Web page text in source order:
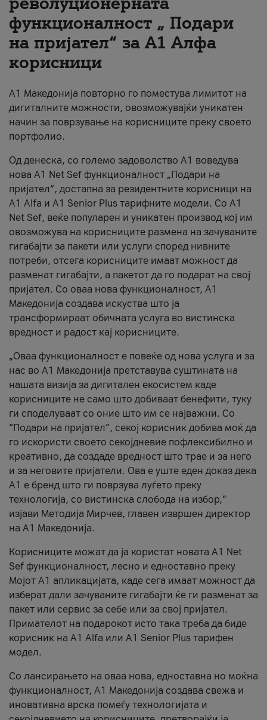
За нас
#ПодобарОнлајн
функционалност „ Подари
на пријател“ за А1 Алфа
корисници
А1 Македонија повторно го поместува лимитот на
дигиталните можности, овозможувајќи уникатен
начин за поврзување на корисниците преку своето
портфолио.
Од денеска, со големо задоволство А1 воведува
нова A1 Net Sef функционалност „Подари на
пријател“, достапна за резидентните корисници на
А1 Alfa и A1 Senior Plus тарифните модели. Со A1
Net Sef, веќе популарен и уникатен производ кој им
овозможува на корисниците размена на зачуваните
гигабајти за пакети или услуги според нивните
потреби, отсега корисниците имаат можност да
разменат гигабајти, а пакетот да го подарат на свој
пријател. Со оваа нова функционалност, А1
Македонија создава искуства што ја
трансформираат обичната услуга во вистинска
вредност и радост кај корисниците.
„Оваа функционалност е повеќе од нова услуга и за
нас во А1 Македонија претставува суштината на
нашата визија за дигитален екосистем каде
корисниците не само што добиваат бенефити, туку
ги споделуваат со оние што им се најважни. Со
“Подари на пријател”, секој корисник добива моќ да
го искористи своето секојдневие пофлексибилно и
креативно, да создаде вредност што трае и за него
и за неговите пријатели. Ова е уште еден доказ дека
А1 е бренд што ги поврзува луѓето преку
технологија, со вистинска слобода на избор,“
изјави Методија Мирчев, главен извршен директор
на А1 Македонија.
Корисниците можат да ја користат новата А1 Net
Sef функционалност, лесно и едноставно преку
Мојот А1 апликацијата, каде сега имаат можност да
изберат дали зачуваните гигабајти ќе ги разменат за
пакет или сервис за себе или за свој пријател.
Примателот на подарокот исто така треба да биде
корисник на А1 Alfa или A1 Senior Plus тарифен
модел.
Со лансирањето на оваа нова, едноставна но моќна
функционалност, А1 Македонија создава свежа и
иновативна врска помеѓу технологијата и